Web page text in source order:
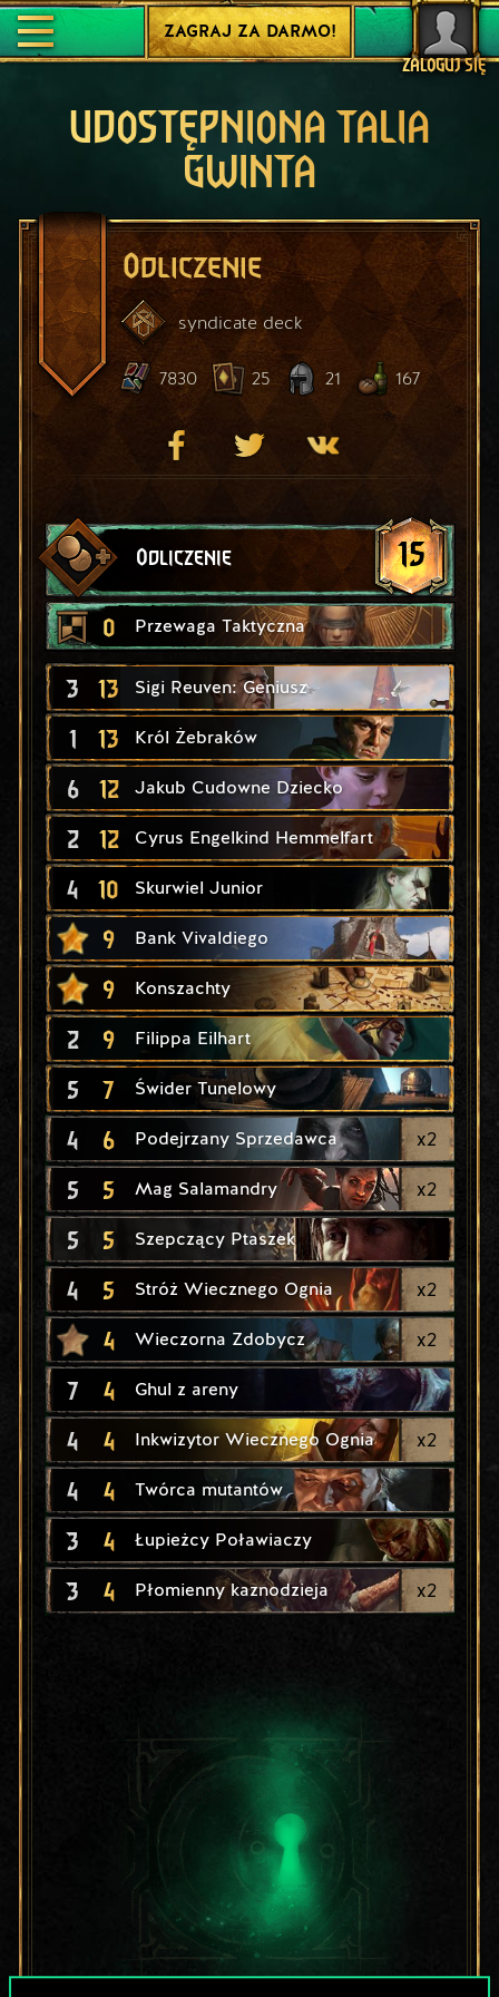
ZALOGUJ SIĘ
ZAGRAJ ZA DARMO!
UDOSTĘPNIONA TALIA
GWINTA
Odliczenie
syndicate deck
7830 25 21 167
Odliczenie 15
0 Przewaga Taktyczna
3 13 Sigi Reuven: Geniusz
1 13 Król Żebraków
6 12 Jakub Cudowne Dziecko
2 12 Cyrus Engelkind Hemmelfart
4 10 Skurwiel Junior
9 Bank Vivaldiego
9 Konszachty
2 9 Filippa Eilhart
5 7 Świder Tunelowy
4 6 Podejrzany Sprzedawca x2
5 5 Mag Salamandry x2
5 5 Szepczący Ptaszek
4 5 Stróż Wiecznego Ognia x2
4 Wieczorna Zdobycz x2
7 4 Ghul z areny
4 4 Inkwizytor Wiecznego Ognia x2
4 4 Twórca mutantów
3 4 Łupieżcy Poławiaczy
3 4 Płomienny kaznodzieja x2